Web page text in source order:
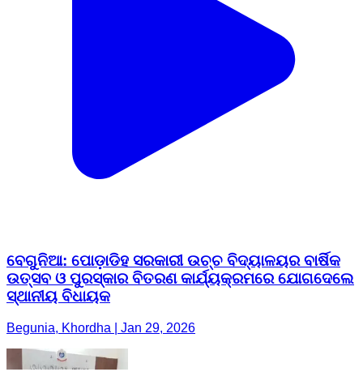
ବେଗୁନିଆ: ପୋଡ଼ାଡିହ ସରକାରୀ ଉଚ୍ଚ ବିଦ୍ୟାଳୟର ବାର୍ଷିକ
ଉତ୍ସବ ଓ ପୁରସ୍କାର ବିତରଣ କାର୍ଯ୍ୟକ୍ରମରେ ଯୋଗଦେଲେ
ସ୍ଥାନୀୟ ବିଧାୟକ
Begunia, Khordha | Jan 29, 2026